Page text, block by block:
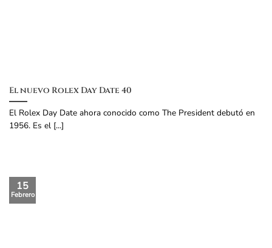
El nuevo Rolex Day Date 40
El Rolex Day Date ahora conocido como The President debutó en
1956. Es el [...]
15
Febrero